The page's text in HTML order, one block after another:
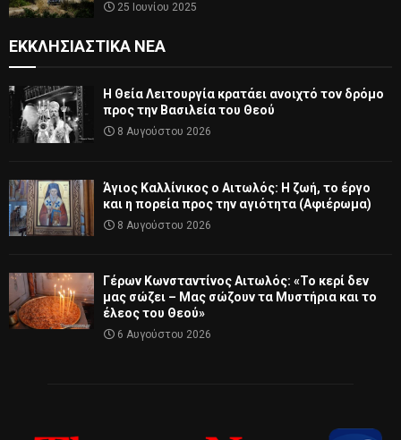
25 Ιουνίου 2025
ΕΚΚΛΗΣΙΑΣΤΙΚΆ ΝΈΑ
Η Θεία Λειτουργία κρατάει ανοιχτό τον δρόμο
προς την Βασιλεία του Θεού
8 Αυγούστου 2026
Άγιος Καλλίνικος ο Αιτωλός: Η ζωή, το έργο
και η πορεία προς την αγιότητα (Αφιέρωμα)
8 Αυγούστου 2026
Γέρων Κωνσταντίνος Αιτωλός: «Το κερί δεν
μας σώζει – Μας σώζουν τα Μυστήρια και το
έλεος του Θεού»
6 Αυγούστου 2026